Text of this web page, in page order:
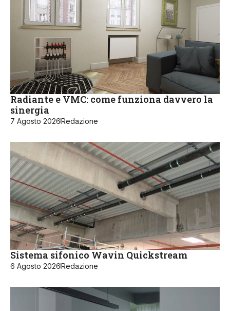
Radiante e VMC: come funziona davvero la
sinergia
7 Agosto 2026Redazione
Sistema sifonico Wavin Quickstream
6 Agosto 2026Redazione